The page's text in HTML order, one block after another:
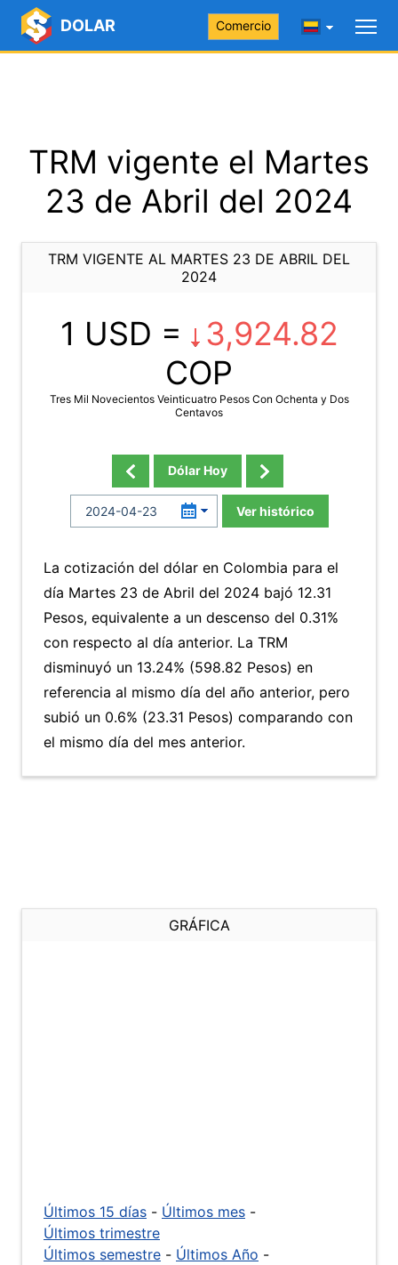
DOLAR Comercio
TRM vigente el Martes
23 de Abril del 2024
TRM VIGENTE AL MARTES 23 DE ABRIL DEL
2024
1 USD =
3,924.82
COP
Tres Mil Novecientos Veinticuatro Pesos Con Ochenta y Dos
Centavos
Dólar Hoy
Ver histórico
La cotización del dólar en Colombia para el
día Martes 23 de Abril del 2024 bajó 12.31
Pesos, equivalente a un descenso del 0.31%
con respecto al día anterior. La TRM
disminuyó un 13.24% (598.82 Pesos) en
referencia al mismo día del año anterior, pero
subió un 0.6% (23.31 Pesos) comparando con
el mismo día del mes anterior.
GRÁFICA
Últimos 15 días - Últimos mes -
Últimos trimestre
Últimos semestre - Últimos Año -